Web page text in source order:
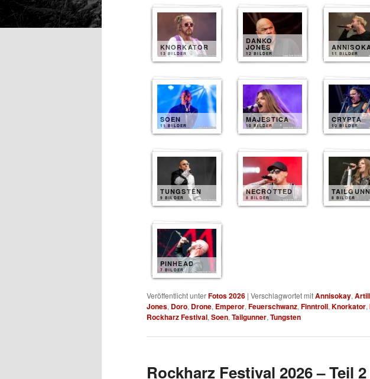
KNORKATOR
13 BILDER
DANKO
JONES
12 BILDER 11 BILDER
SOEN
11 BILDER
MAJESTICA
10 BILDER
CRYPTA
10 BILDER
TUNGSTEN
9 BILDER
NECROTTED
8 BILDER 8 BILDER
PINHEAD
7 BILDER
Veröffentlicht unterFotos 2026 | Verschlagwortet mitAnnisokay,
Jones, Doro, Drone, Emperor, Feuerschwanz, Finntroll, Knorkator,
Rockharz Festival, Soen, Tailgunner, Tungsten
Rockharz Festival 2026 – Teil 2